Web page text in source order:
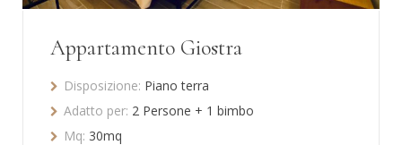
Appartamento Giostra
Disposizione: Piano terra
Adatto per: 2 Persone + 1 bimbo
Mq: 30mq